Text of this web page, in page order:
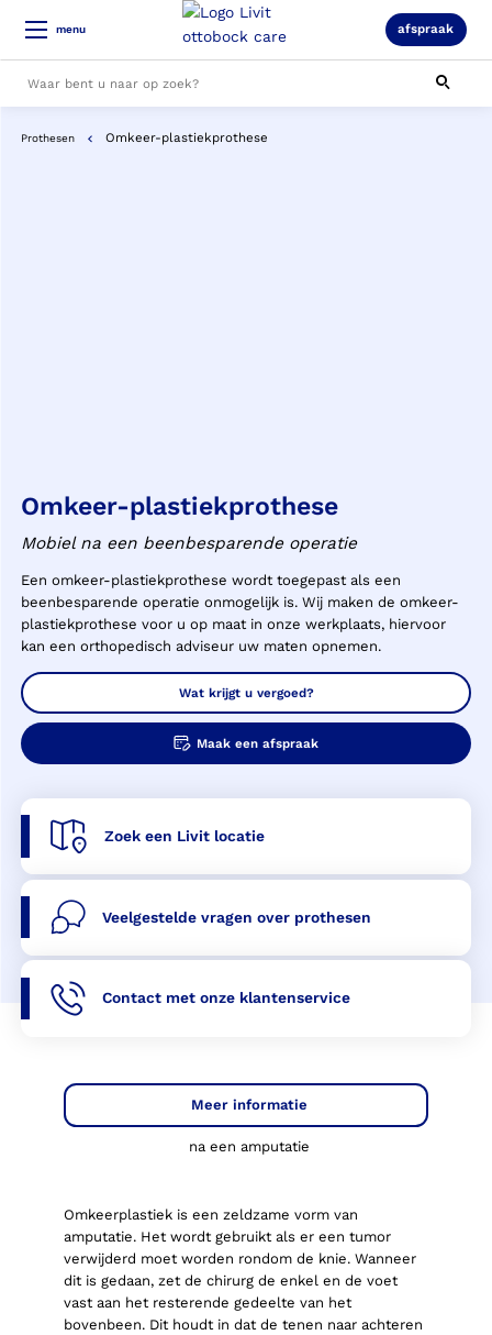
menu afspraak
Alle resultaten
Prothesen Omkeer-plastiekprothese
Omkeer-plastiekprothese
Mobiel na een beenbesparende operatie
Een omkeer-plastiekprothese wordt toegepast als een
beenbesparende operatie onmogelijk is. Wij maken de omkeer-
plastiekprothese voor u op maat in onze werkplaats, hiervoor
kan een orthopedisch adviseur uw maten opnemen.
Wat krijgt u vergoed?
Maak een afspraak
Zoek een Livit locatie
Veelgestelde vragen over prothesen
Contact met onze klantenservice
Meer informatie
na een amputatie
Omkeerplastiek is een zeldzame vorm van
amputatie. Het wordt gebruikt als er een tumor
verwijderd moet worden rondom de knie. Wanneer
dit is gedaan, zet de chirurg de enkel en de voet
vast aan het resterende gedeelte van het
bovenbeen. Dit houdt in dat de tenen naar achteren